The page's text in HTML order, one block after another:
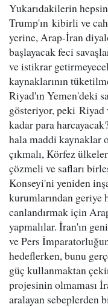
Yukarıdakilerin
Trump'ın kibirli ve
yerine, Arap-İran
başlayacak feci
ve istikrar
kaynaklarının
Riyad'ın Yemen'deki
gösteriyor, peki Riyad
kadar para
hala maddi kaynaklar
çıkmalı, Körfez
çözmeli ve safları
Konseyi'ni yeniden
kurumlarından geriye
canlandırmak için
yapmalılar. İran'ın
ve Pers
hedeflerken, bunu
güç kullanmaktan
projesinin olmaması
aralayan sebeplerden